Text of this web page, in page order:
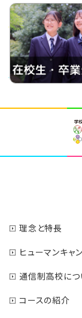
理念と特長
ヒューマンキャ
通信制高校につ
コースの紹介